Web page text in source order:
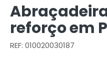
reforço em
REF: 010020030187